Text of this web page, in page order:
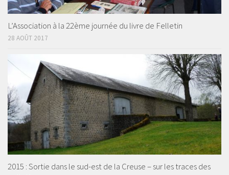
L’Association à la 22ème journée du livre de Felletin
28 AOÛT 2017
2015 : Sortie dans le sud-est de la Creuse – sur les traces des